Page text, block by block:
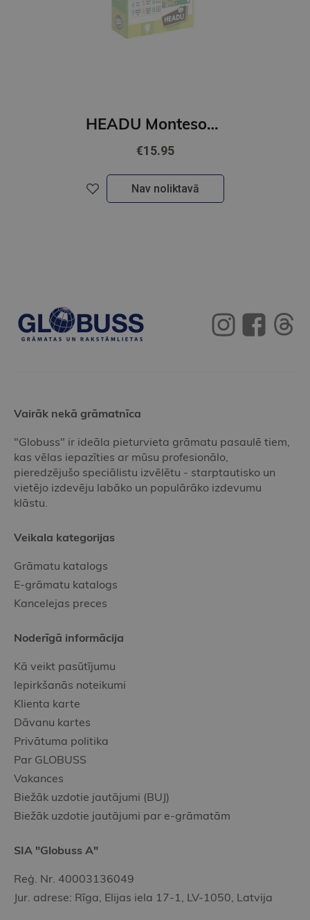
HEADU Montesori spēle Taktilās zibkārtis 123
€15.95
Nav noliktavā
Vairāk nekā grāmatnīca
"Globuss" ir ideāla pieturvieta grāmatu pasaulē tiem,
kas vēlas iepazīties ar mūsu profesionālo,
pieredzējušo speciālistu izvēlētu - starptautisko un
vietējo izdevēju labāko un populārāko izdevumu
klāstu.
Veikala kategorijas
Grāmatu katalogs
E-grāmatu katalogs
Kancelejas preces
Noderīgā informācija
Kā veikt pasūtījumu
Iepirkšanās noteikumi
Klienta karte
Dāvanu kartes
Privātuma politika
Par GLOBUSS
Vakances
Biežāk uzdotie jautājumi (BUJ)
Biežāk uzdotie jautājumi par e-grāmatām
SIA "Globuss A"
Reģ. Nr. 40003136049
Jur. adrese: Rīga, Elijas iela 17-1, LV-1050, Latvija